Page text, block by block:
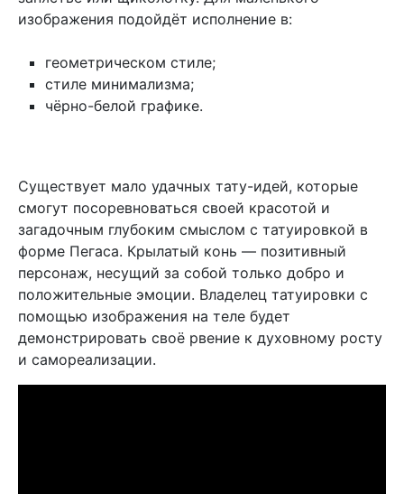
изображения подойдёт исполнение в:
геометрическом стиле;
стиле минимализма;
чёрно-белой графике.
Существует мало удачных тату-идей, которые
смогут посоревноваться своей красотой и
загадочным глубоким смыслом с татуировкой в
форме Пегаса. Крылатый конь — позитивный
персонаж, несущий за собой только добро и
положительные эмоции. Владелец татуировки с
помощью изображения на теле будет
демонстрировать своё рвение к духовному росту
и самореализации.